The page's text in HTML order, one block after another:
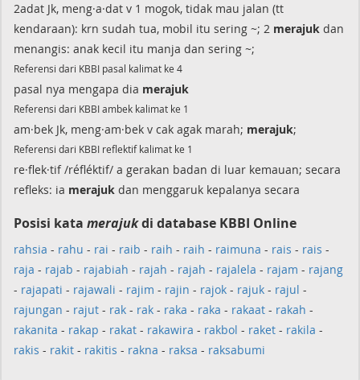
2adat Jk, meng·a·dat v 1 mogok, tidak mau jalan (tt
kendaraan): krn sudah tua, mobil itu sering ~; 2 merajuk dan
menangis: anak kecil itu manja dan sering ~;
Referensi dari KBBI pasal kalimat ke 4
pasal nya mengapa dia merajuk
Referensi dari KBBI ambek kalimat ke 1
am·bek Jk, meng·am·bek v cak agak marah; merajuk;
Referensi dari KBBI reflektif kalimat ke 1
re·flek·tif /réfléktif/ a gerakan badan di luar kemauan; secara
refleks: ia merajuk dan menggaruk kepalanya secara
Posisi kata merajukdi database KBBI Online
rahsia - rahu - rai - raib - raih - raih - raimuna - rais - rais -
raja - rajab - rajabiah - rajah - rajah - rajalela - rajam - rajang
- rajapati - rajawali - rajim - rajin - rajok - rajuk - rajul -
rajungan - rajut - rak - rak - raka - raka - rakaat - rakah -
rakanita - rakap - rakat - rakawira - rakbol - raket - rakila -
rakis - rakit - rakitis - rakna - raksa - raksabumi